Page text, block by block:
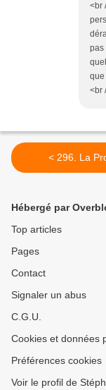
<br
pas
que
<br
< 296. La
Hébergé par
Top articles
Pages
Contact
Signaler un abus
C.G.U.
Cookies et données
Préférences cookies
Voir le profil de